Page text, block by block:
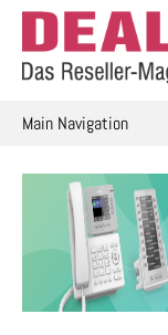
Skip
content
Main Navigation